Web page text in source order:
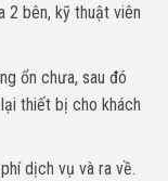
2 bên, kỹ thuật viên
ổn chưa, sau đó
thiết bị cho khách
dịch vụ và ra về.